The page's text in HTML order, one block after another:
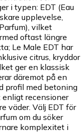
i typen: EDT (Eau
upplevelse,
vilket
oftast längre
Le Male EDT har
citrus, kryddor
ger en klassisk
däremot på en
profil med betoning
enligt recensioner
väder. Välj EDT för
om du söker
komplexitet i